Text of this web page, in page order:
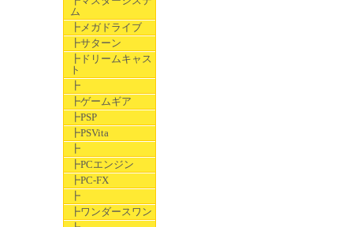
ム
┣メガドライブ
┣サターン
┣ドリームキャス
ト
┣
┣ゲームギア
┣PSP
┣PSVita
┣
┣PCエンジン
┣PC-FX
┣
┣ワンダースワン